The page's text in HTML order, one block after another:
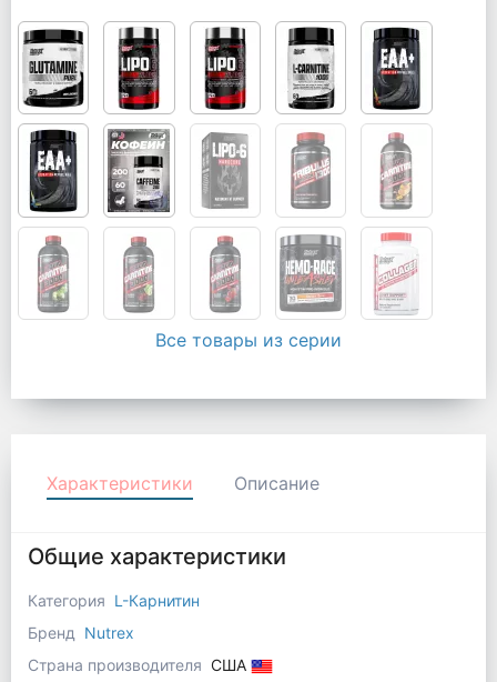
Все товары из серии
Характеристики Описание
Общие характеристики
Категория L-Карнитин
Бренд
Nutrex
Страна производителя США